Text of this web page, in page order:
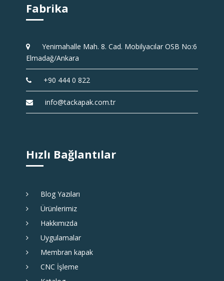
Fabrika
Yenimahalle Mah. 8. Cad. Mobilyacılar OSB No:6
Elmadağ/Ankara
+90 444 0 822
info@tackapak.com.tr
Hızlı Bağlantılar
Blog Yazıları
Ürünlerimiz
Hakkımızda
Uygulamalar
Membran kapak
CNC İşleme